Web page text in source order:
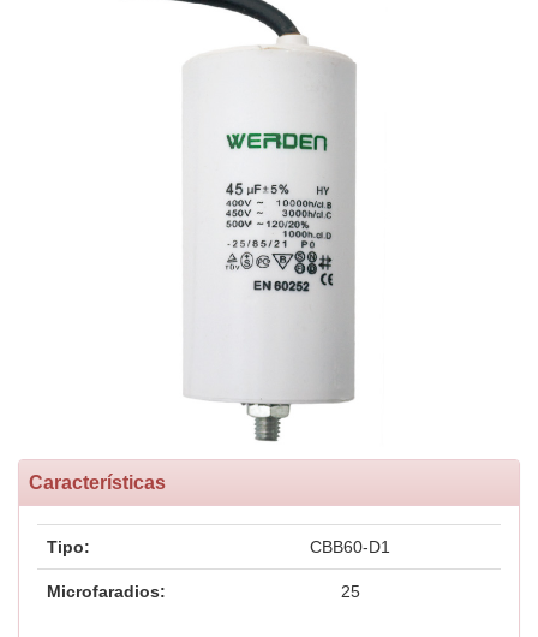
Características
Tipo: CBB60-D1
Microfaradios: 25